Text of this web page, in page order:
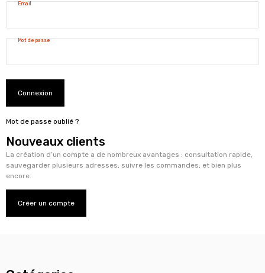
Email
Mot de passe
Connexion
Mot de passe oublié ?
Nouveaux clients
La création d’un compte a de nombreux avantages : consultation rapide,
sauvegarder plusieurs adresses, suivre les commandes, et bien plus
encore.
Créer un compte